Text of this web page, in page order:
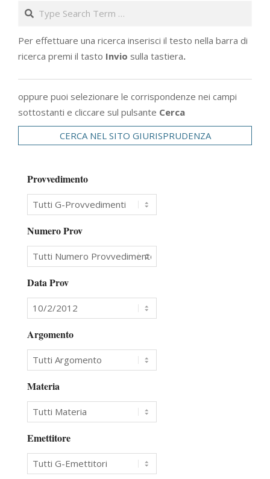
Search
Per effettuare una ricerca inserisci il testo nella barra di
ricerca premi il tasto Invio sulla tastiera.
oppure puoi selezionare le corrispondenze nei campi
sottostanti e cliccare sul pulsante Cerca
CERCA NEL SITO GIURISPRUDENZA
Provvedimento
Numero Prov
Data Prov
Argomento
Materia
Emettitore